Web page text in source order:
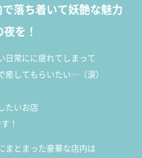
落ち着いて妖艶な魅力
を！
日常にに疲れてしまって
癒してもらいたい…（涙）
たいお店
！
まとまった豪華な店内は